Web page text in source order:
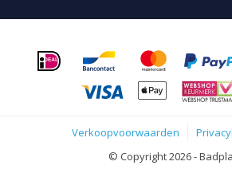
Verkoopvoorwaarden
© Copyright 2026 -